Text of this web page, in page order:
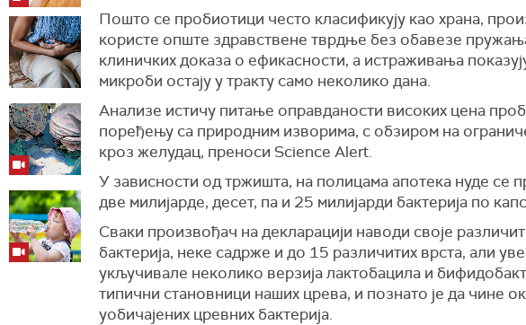
Пошто се пробиотици често класификују као храна,
користе опште здравствене тврдње без обавезе
клиничких доказа о ефикасности, а истраживања
микроби остају у тракту само неколико дана.
Анализе истичу питање оправданости високих цена
поређењу са природним изворима, с обзиром на
кроз желудац, преноси Science Alert.
У зависности од тржишта, на полицама апотека нуде се
две милијарде, десет, па и 25 милијарди бактерија по
Сваки произвођач на декларацији наводи своје
бактерија, неке садрже и до 15 различитих врста, али
укључивале неколико верзија лактобацила и
типични становници наших црева, и познато је да чине
уобичајених цревних бактерија.